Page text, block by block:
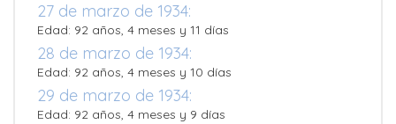
27 de marzo de 1934:
Edad: 92 años, 4 meses y 11 días
28 de marzo de 1934:
Edad: 92 años, 4 meses y 10 días
29 de marzo de 1934:
Edad: 92 años, 4 meses y 9 días